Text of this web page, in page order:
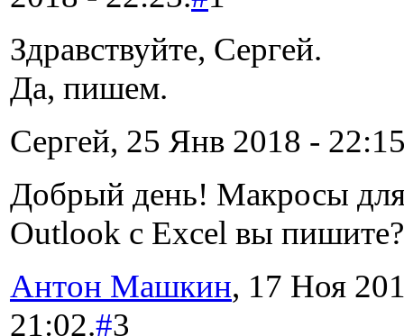
Здравствуйте, Сергей.
Да, пишем.
Сергей, 25 Янв 2018 -
Добрый день! Макросы для
Outlook с Excel вы пишите?
Антон Машкин, 17 Ноя
21:02.#3